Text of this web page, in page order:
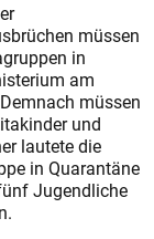
müssen
in
am
müssen
und
lautete die
in Quarantäne
Jugendliche